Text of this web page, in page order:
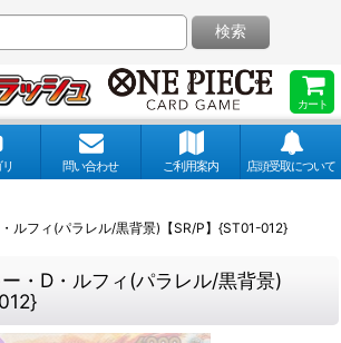
カート
検索
問い合わせ ご利用案内 店頭受取について
ルフィ(パラレル/黒背景)【SR/P】{ST01-012}
ー・D・ルフィ(パラレル/黒背景)